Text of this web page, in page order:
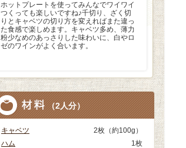
ホットプレートを使ってみんなでワイワイ
つくっても楽しいですね♪千切り、ざく切
りとキャベツの切り方を変えればまた違っ
た食感で楽しめます。キャベツ多め、薄力
粉少なめのあっさりした味わいに、白やロ
ゼのワインがよく合います。
（2人分）
キャベツ
2枚（約100g）
ハム
1枚